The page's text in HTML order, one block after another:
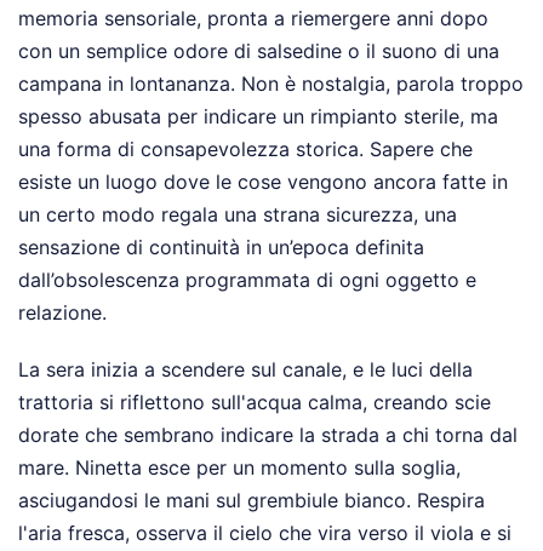
memoria sensoriale, pronta a riemergere anni dopo
con un semplice odore di salsedine o il suono di una
campana in lontananza. Non è nostalgia, parola troppo
spesso abusata per indicare un rimpianto sterile, ma
una forma di consapevolezza storica. Sapere che
esiste un luogo dove le cose vengono ancora fatte in
un certo modo regala una strana sicurezza, una
sensazione di continuità in un’epoca definita
dall’obsolescenza programmata di ogni oggetto e
relazione.
La sera inizia a scendere sul canale, e le luci della
trattoria si riflettono sull'acqua calma, creando scie
dorate che sembrano indicare la strada a chi torna dal
mare. Ninetta esce per un momento sulla soglia,
asciugandosi le mani sul grembiule bianco. Respira
l'aria fresca, osserva il cielo che vira verso il viola e si